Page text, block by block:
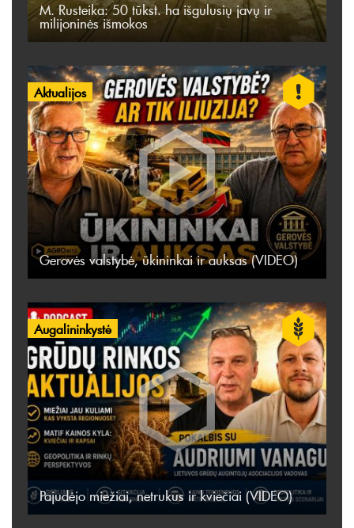
M. Rusteika: 50 tūkst. ha išgulusių javų ir
milijoninės išmokos
Aktualijos
Gerovės valstybė, ūkininkai ir auksas (VIDEO)
Augalininkystė
Pajudėjo miežiai, netrukus ir kviečiai (VIDEO)